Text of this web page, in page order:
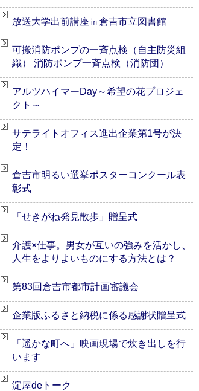
放送大学出前講座㏌倉吉市立図書館
可搬消防ポンプの一斉点検（自主防災組
織） 消防ポンプ一斉点検（消防団）
アルツハイマーDay～希望の花プロジェ
クト～
サテライトオフィス進出企業第1号が決
定！
倉吉市明るい選挙ポスターコンクール表
彰式
「せきがね発見散歩」贈呈式
介護×仕事。男女が互いの強みを活かし、
人生をよりよいものにする方法とは？
第83回倉吉市都市計画審議会
企業版ふるさと納税に係る感謝状贈呈式
「遥かな町へ」映画現場で炊き出しを行
います
淀屋deトーク